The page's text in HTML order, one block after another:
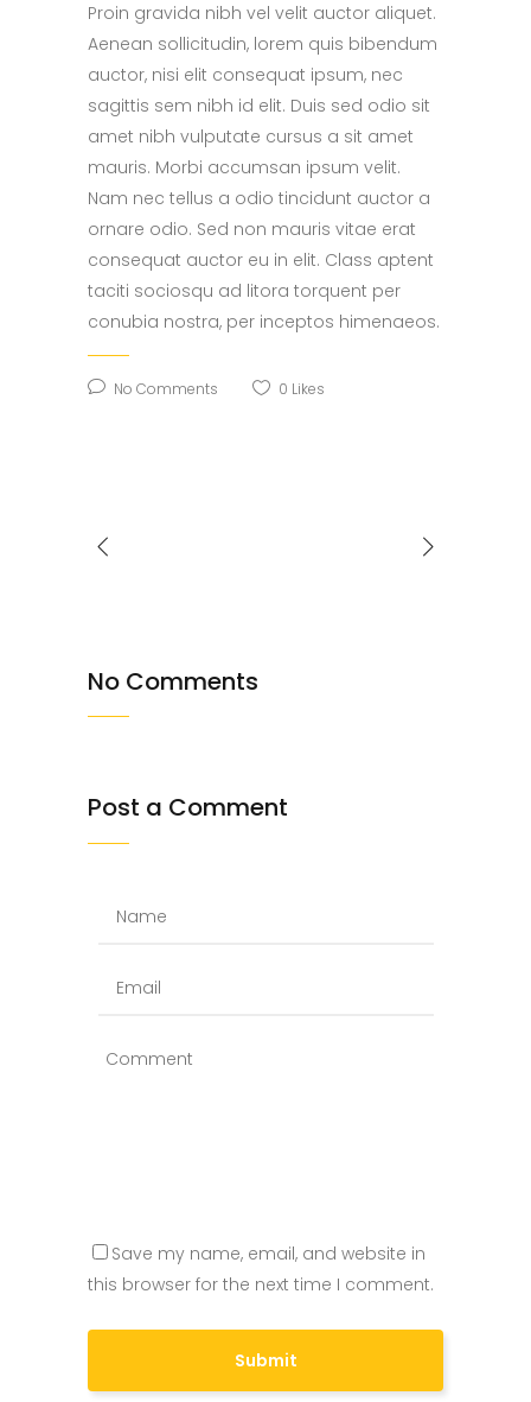
Proin gravida nibh vel velit auctor aliquet.
Aenean sollicitudin, lorem quis bibendum
auctor, nisi elit consequat ipsum, nec
sagittis sem nibh id elit. Duis sed odio sit
amet nibh vulputate cursus a sit amet
mauris. Morbi accumsan ipsum velit.
Nam nec tellus a odio tincidunt auctor a
ornare odio. Sed non mauris vitae erat
consequat auctor eu in elit. Class aptent
taciti sociosqu ad litora torquent per
conubia nostra, per inceptos himenaeos.
No Comments 0 Likes
No Comments
Post a Comment
Save my name, email, and website in
this browser for the next time I comment.